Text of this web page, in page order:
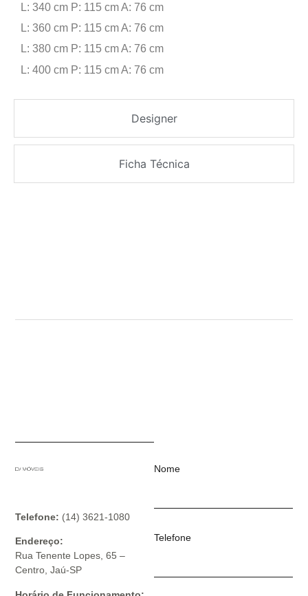
Designer
Ficha Técnica
L: 340 cm P: 115 cm A: 76 cm
L: 360 cm P: 115 cm A: 76 cm
L: 380 cm P: 115 cm A: 76 cm
L: 400 cm P: 115 cm A: 76 cm
Telefone: (14) 3621-1080
Endereço:
Rua Tenente Lopes, 65 –
Centro, Jaú-SP
Nome
Telefone